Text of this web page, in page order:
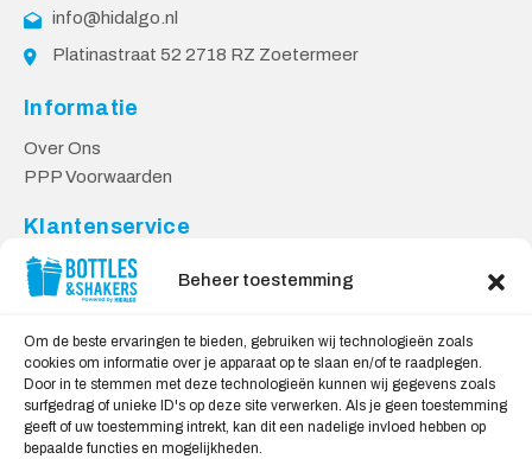
Beheer toestemming
Om de beste ervaringen te bieden, gebruiken wij technologieën zoals
cookies om informatie over je apparaat op te slaan en/of te raadplegen.
Door in te stemmen met deze technologieën kunnen wij gegevens zoals
surfgedrag of unieke ID's op deze site verwerken. Als je geen toestemming
geeft of uw toestemming intrekt, kan dit een nadelige invloed hebben op
bepaalde functies en mogelijkheden.
info@hidalgo.nl
Platinastraat 52 2718 RZ Zoetermeer
Informatie
Over Ons
PPP Voorwaarden
Klantenservice
Contact
Levering & Retourneren
Veilig Shoppen
My account
Winkelwagen